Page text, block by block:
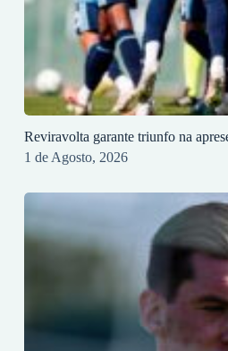
Reviravolta garante triunfo na
1 de Agosto, 2026